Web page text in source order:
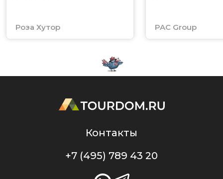
Роза Хутор PAC Group
Контакты
+7 (495) 789 43 20